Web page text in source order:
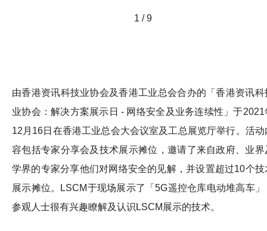
1 / 9
由香港资讯科技业协会及香港工业总会合办的「香港资讯科
业协会：解决方案展示日 - 网络安全及业务连续性」于2021
12月16日在香港工业总会大会议室及工总展览厅举行。活动
容包括专家分享会及技术展示摊位，邀请了来自政府、业界
学界的专家分享他们对网络安全的见解，并设置超过10个技
展示摊位。LSCM于现场展示了「5G遥控仓库电动堆高车」
参观人士很有兴趣瞭解及认识LSCM展示的技术。